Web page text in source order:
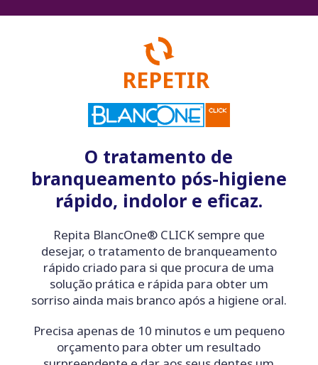
REPETIR
O tratamento de
branqueamento pós-higiene
rápido, indolor e eficaz.
Repita BlancOne® CLICK sempre que
desejar, o tratamento de branqueamento
rápido criado para si que procura de uma
solução prática e rápida para obter um
sorriso ainda mais branco após a higiene oral.
Precisa apenas de 10 minutos e um pequeno
orçamento para obter um resultado